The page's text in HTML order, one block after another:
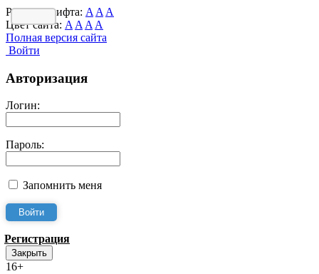
Размер шрифта: A A A
Цвет сайта: A A A A
Полная версия сайта
Войти
Авторизация
Логин:
Пароль:
Запомнить меня
Регистрация
Закрыть
16+